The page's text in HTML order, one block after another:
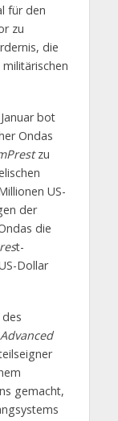
für den
zu
die
bot
Ondas
zu
US-
der
die
t-
Dollar
gemacht,